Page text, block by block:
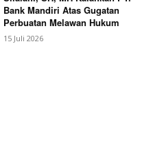
Bank Mandiri Atas Gugatan
Perbuatan Melawan Hukum
15 Juli 2026